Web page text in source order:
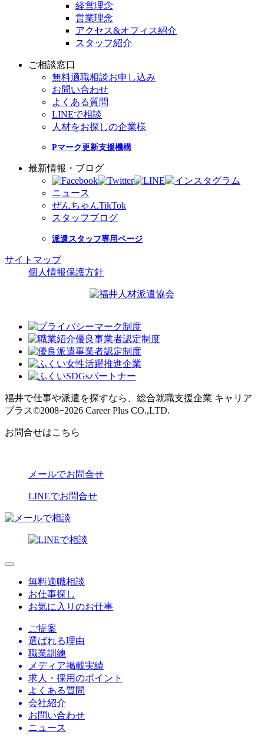
経営理念
営業理念
アクセス&オフィス紹介
スタッフ紹介
ご相談窓口
無料適職相談お申し込み
お問い合わせ
よくある質問
LINEで相談
人材をお探しの企業様
Pマーク更新支援機構
最新情報・ブログ
ニュース
ぜんちゃんTikTok
スタッフブログ
派遣スタッフ専用ページ
サイトマップ
個人情報保護方針
福井で仕事や派遣を探すなら、総合就職支援企業 キャリア
プラス©2008−2026 Career Plus CO.,LTD.
お問合せはこちら
メールでお問合せ
LINEでお問合せ
無料適職相談
お仕事探し
お気に入りのお仕事
ご提案
選ばれる理由
職業訓練
メディア掲載実績
求人・採用のポイント
よくある質問
会社紹介
お問い合わせ
ニュース